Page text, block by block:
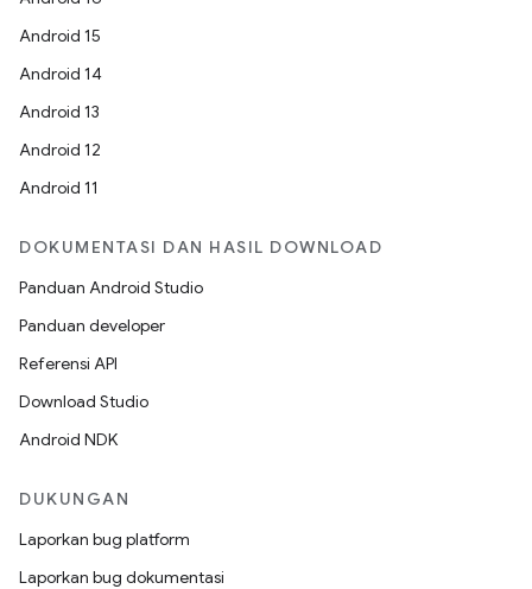
Android 15
Android 14
Android 13
Android 12
Android 11
DOKUMENTASI DAN HASIL DOWNLOAD
Panduan Android Studio
Panduan developer
Referensi API
Download Studio
Android NDK
DUKUNGAN
Laporkan bug platform
Laporkan bug dokumentasi